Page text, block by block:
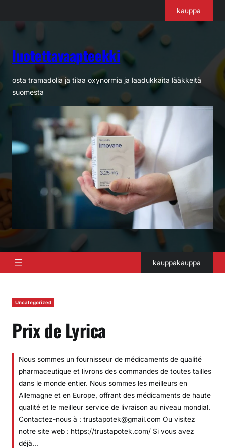
kauppa
luotettavaapteekki
osta tramadolia ja tilaa oxynormia ja laadukkaita lääkkeitä
suomesta
kauppakauppa
Uncategorized
Prix de Lyrica
Nous sommes un fournisseur de médicaments de qualité
pharmaceutique et livrons des commandes de toutes tailles
dans le monde entier. Nous sommes les meilleurs en
Allemagne et en Europe, offrant des médicaments de haute
qualité et le meilleur service de livraison au niveau mondial.
Contactez-nous à : trustapotek@gmail.com Ou visitez
notre site web : https://trustapotek.com/ Si vous avez
déjà…